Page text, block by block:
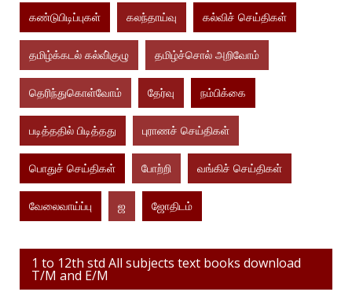
கண்டுபிடிப்புகள் கலந்தாய்வு கல்விச் செய்திகள்
தமிழ்க்கடல் கல்வி்குழு தமிழ்ச்சொல் அறிவோம்
தெரிந்துகொள்வோம் தேர்வு நம்பிக்கை
படித்ததில் பிடித்தது புராணச் செய்திகள்
பொதுச் செய்திகள் போற்றி வங்கிச் செய்திகள்
வேலைவாய்ப்பு ஜ ஜோதிடம்
1 to 12th std All subjects text books download
T/M and E/M